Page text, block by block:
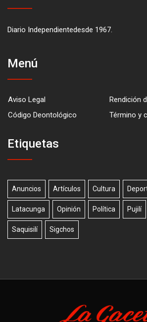
Diario Independientedesde 1967.
Menú
Aviso Legal
Rendición
Código Deontológico
Término y
Etiquetas
Anuncios Artículos Cultura
Latacunga Opinión Política Pujilí
Saquisilí Sigchos